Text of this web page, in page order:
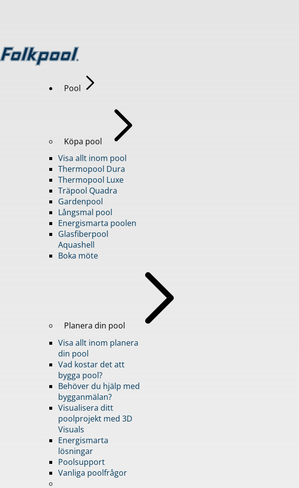
Pool
Köpa pool
Visa allt inom pool
Thermopool Dura
Thermopool Luxe
Träpool Quadra
Gardenpool
Långsmal pool
Energismarta poolen
Glasfiberpool
Aquashell
Boka möte
Planera din pool
Visa allt inom planera
din pool
Vad kostar det att
bygga pool?
Behöver du hjälp med
bygganmälan?
Visualisera ditt
poolprojekt med 3D
Visuals
Energismarta
lösningar
Poolsupport
Vanliga poolfrågor